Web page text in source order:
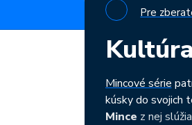
Pre
Kultúra
Mincové série
kúsky do svojich
Mince z nej